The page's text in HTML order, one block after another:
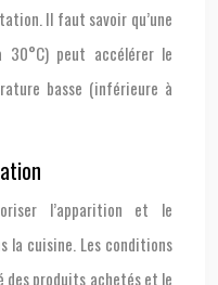
Il faut savoir qu’une
30°C) peut accélérer le
basse (inférieure à
l’apparition et le
la cuisine. Les conditions
des produits achetés et le